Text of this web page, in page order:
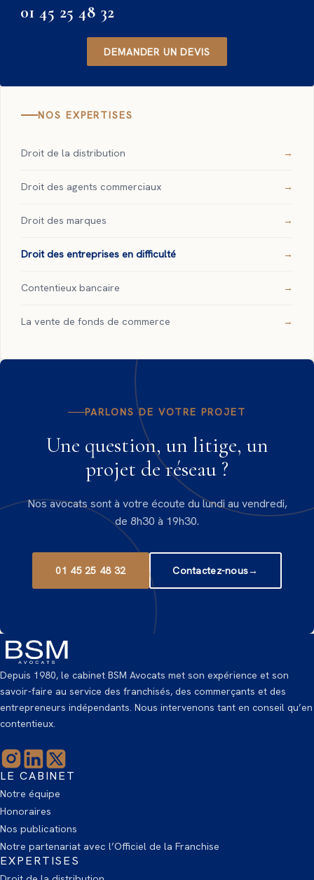
01 45 25 48 32
DEMANDER UN DEVIS
NOS EXPERTISES
Droit de la distribution
Droit des agents commerciaux
Droit des marques
Droit des entreprises en difficulté
Contentieux bancaire
La vente de fonds de commerce
PARLONS DE VOTRE PROJET
Une question, un litige, un
projet de réseau ?
Nos avocats sont à votre écoute du lundi au vendredi,
de 8h30 à 19h30.
01 45 25 48 32 Contactez-nous→
Depuis 1980, le cabinet BSM Avocats met son expérience et son
savoir-faire au service des franchisés, des commerçants et des
entrepreneurs indépendants. Nous intervenons tant en conseil qu’en
contentieux.
LE CABINET
Notre équipe
Honoraires
Nos publications
Notre partenariat avec l’Officiel de la Franchise
EXPERTISES